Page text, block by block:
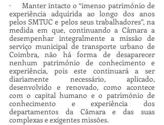
·     Manter intacto o “imenso património de
experiência adquirida ao longo dos anos
pelos SMTUC e pelos seus trabalhadores”, na
medida em que, continuando a Câmara a
desempenhar integralmente a missão de
serviço municipal de transporte urbano de
Coimbra, não há forma de desaparecer
nenhum património de conhecimento e
experiência, pois este continuará a ser
diariamente necessário, aplicado,
desenvolvido e renovado, como acontece
com o capital humano e o património de
conhecimento e experiência dos
departamentos da Câmara e das suas
complexas e exigentes missões.